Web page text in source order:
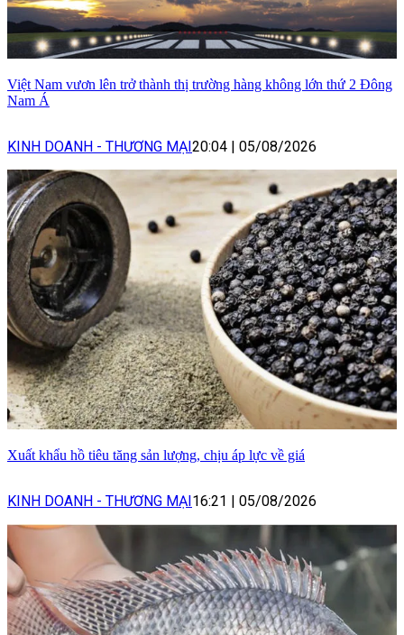
Việt Nam vươn lên trở thành thị trường hàng không lớn thứ 2 Đông
Nam Á
KINH DOANH - THƯƠNG MẠI 20:04 05/08/2026
Xuất khẩu hồ tiêu tăng sản lượng, chịu áp lực về giá
KINH DOANH - THƯƠNG MẠI 16:21 05/08/2026